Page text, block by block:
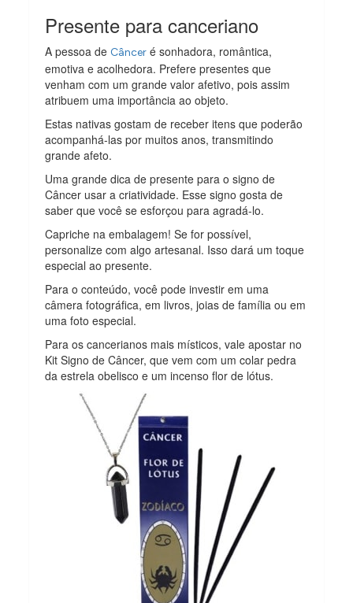
Presente para canceriano
A pessoa de Câncer é sonhadora, romântica,
emotiva e acolhedora. Prefere presentes que
venham com um grande valor afetivo, pois assim
atribuem uma importância ao objeto.
Estas nativas gostam de receber itens que poderão
acompanhá-las por muitos anos, transmitindo
grande afeto.
Uma grande dica de presente para o signo de
Câncer usar a criatividade. Esse signo gosta de
saber que você se esforçou para agradá-lo.
Capriche na embalagem! Se for possível,
personalize com algo artesanal. Isso dará um toque
especial ao presente.
Para o conteúdo, você pode investir em uma
câmera fotográfica, em livros, joias de família ou em
uma foto especial.
Para os cancerianos mais místicos, vale apostar no
Kit Signo de Câncer, que vem com um colar pedra
da estrela obelisco e um incenso flor de lótus.